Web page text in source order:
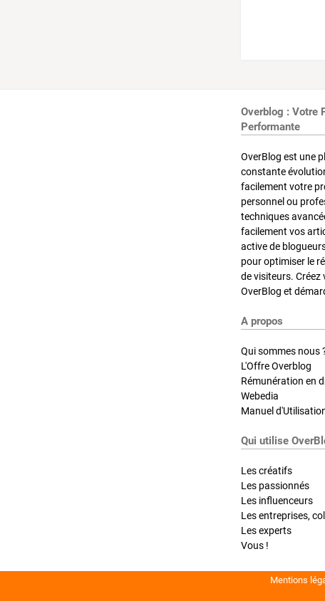
Overblog : Votre
Performante
OverBlog est une
constante
facilement votre
personnel ou
techniques
facilement vos
active de
pour optimiser le
de visiteurs. Créez
OverBlog et
A propos
Qui sommes nous
L'Offre Overblog
Rémunération en
Webedia
Manuel
Qui utilise
Les créatifs
Les passionnés
Les influenceurs
Les entreprises,
Les experts
Vous !
Mentions